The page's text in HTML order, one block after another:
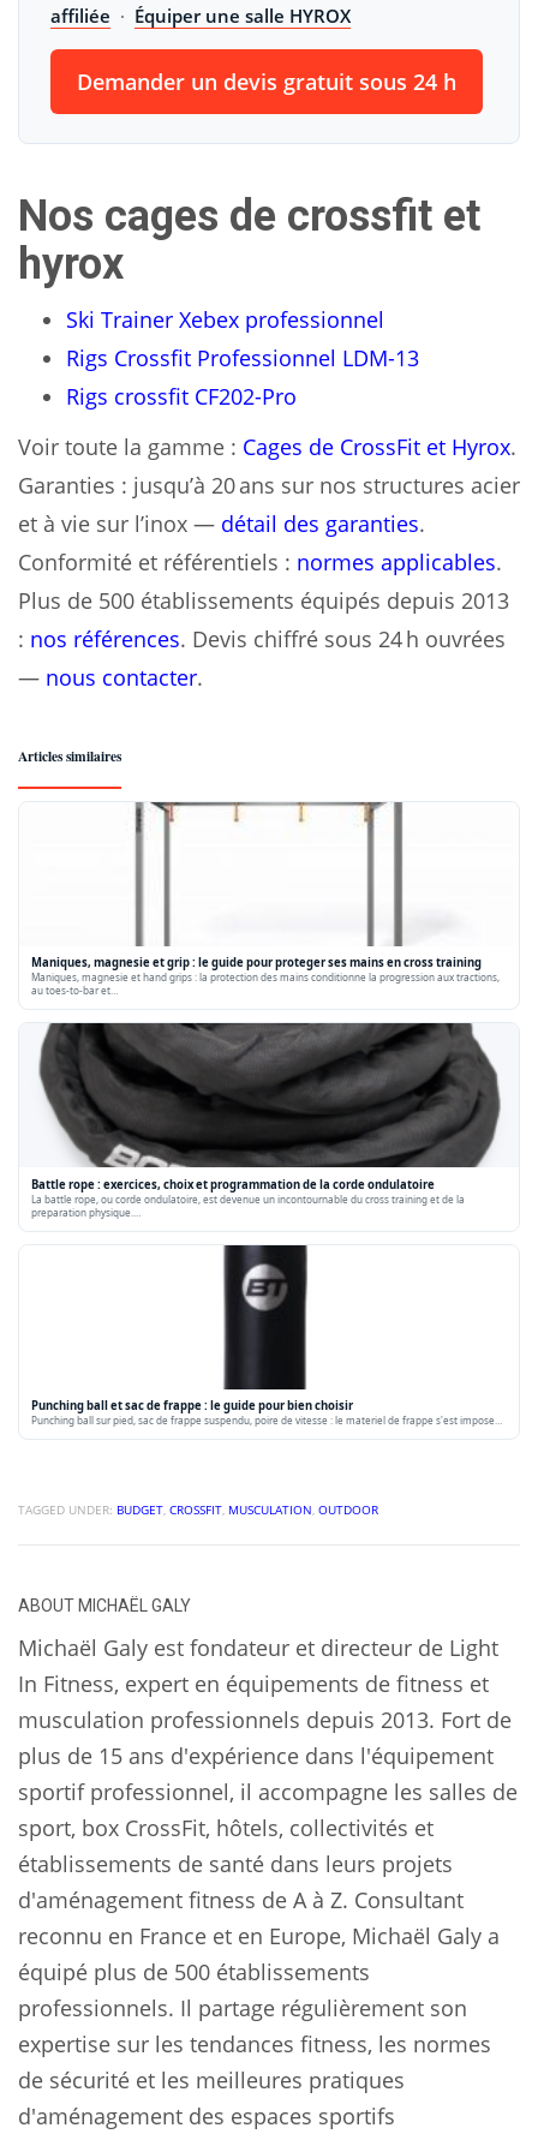
affiliée · Équiper une salle HYROX
Demander un devis gratuit sous 24 h
Nos cages de crossfit et
hyrox
Ski Trainer Xebex professionnel
Rigs Crossfit Professionnel LDM-13
Rigs crossfit CF202-Pro
Voir toute la gamme : Cages de CrossFit et Hyrox.
Garanties : jusqu’à 20 ans sur nos structures acier
et à vie sur l’inox — détail des garanties.
Conformité et référentiels : normes applicables.
Plus de 500 établissements équipés depuis 2013
: nos références. Devis chiffré sous 24 h ouvrées
— nous contacter.
Articles similaires
Maniques, magnesie et grip : le guide pour proteger ses mains en cross training
Maniques, magnesie et hand grips : la protection des mains conditionne la progression aux tractions,
au toes-to-bar et…
Battle rope : exercices, choix et programmation de la corde ondulatoire
La battle rope, ou corde ondulatoire, est devenue un incontournable du cross training et de la
preparation physique.…
Punching ball et sac de frappe : le guide pour bien choisir
Punching ball sur pied, sac de frappe suspendu, poire de vitesse : le materiel de frappe s'est impose…
TAGGED UNDER: BUDGET, CROSSFIT, MUSCULATION, OUTDOOR
ABOUT MICHAËL GALY
Michaël Galy est fondateur et directeur de Light
In Fitness, expert en équipements de fitness et
musculation professionnels depuis 2013. Fort de
plus de 15 ans d'expérience dans l'équipement
sportif professionnel, il accompagne les salles de
sport, box CrossFit, hôtels, collectivités et
établissements de santé dans leurs projets
d'aménagement fitness de A à Z. Consultant
reconnu en France et en Europe, Michaël Galy a
équipé plus de 500 établissements
professionnels. Il partage régulièrement son
expertise sur les tendances fitness, les normes
de sécurité et les meilleures pratiques
d'aménagement des espaces sportifs